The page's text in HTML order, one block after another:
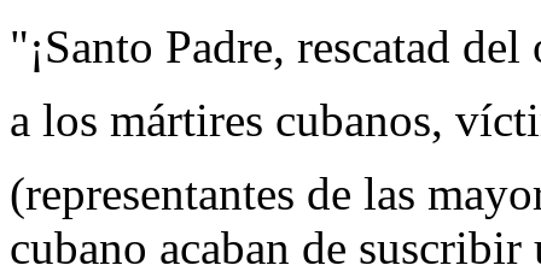
"¡Santo Padre, rescatad
a los mártires cubanos,
(representantes de las
cubano acaban de suscribir